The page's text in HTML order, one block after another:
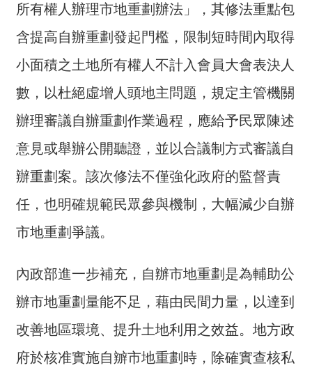
互
交
回
頁
網
站
覽
民
信
雙
詞
所有權人辦理市地重劃辦法」，其修法重點包
含提高自辦重劃發起門檻，限制短時間內取得
小面積之土地所有權人不計入會員大會表決人
數，以杜絕虛增人頭地主問題，規定主管機關
辦理審議自辦重劃作業過程，應給予民眾陳述
意見或舉辦公開聽證，並以合議制方式審議自
辦重劃案。該次修法不僅強化政府的監督責
任，也明確規範民眾參與機制，大幅減少自辦
市地重劃爭議。
內政部進一步補充，自辦市地重劃是為輔助公
辦市地重劃量能不足，藉由民間力量，以達到
改善地區環境、提升土地利用之效益。地方政
府於核准實施自辧市地重劃時，除確實查核私